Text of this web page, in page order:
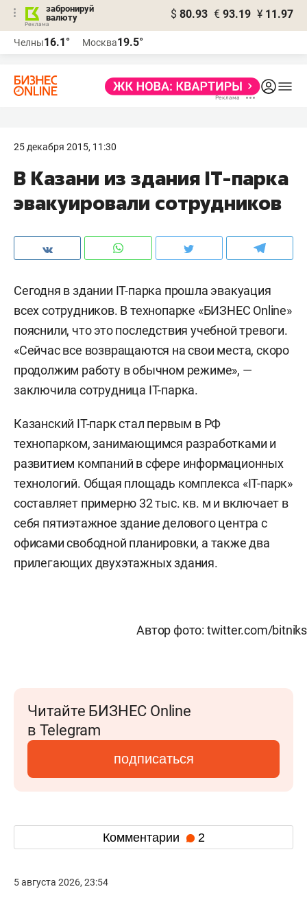
забронируй
валюту
$ 80.93 € 93.19 ¥ 11.97
Челны16.1° Москва19.5°
25 декабря 2015, 11:30
В Казани из здания IT-парка
эвакуировали сотрудников
Сегодня в здании IT-парка прошла эвакуация
всех сотрудников. В технопарке «БИЗНЕС Online»
пояснили, что это последствия учебной тревоги.
«Сейчас все возвращаются на свои места, скоро
продолжим работу в обычном режиме», —
заключила сотрудница IT-парка.
Казанский IT-парк стал первым в РФ
технопарком, занимающимся разработками и
развитием компаний в сфере информационных
технологий. Общая площадь комплекса «IT-парк»
составляет примерно 32 тыс. кв. м и включает в
себя пятиэтажное здание делового центра с
офисами свободной планировки, а также два
прилегающих двухэтажных здания.
Автор фото: twitter.com/bitniks
Читайте БИЗНЕС Online
в Telegram
подписаться
Комментарии 2
5 августа 2026, 23:54